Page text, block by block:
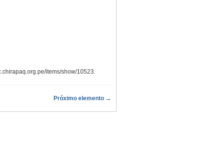
items/show/10523
Próximo elemento →